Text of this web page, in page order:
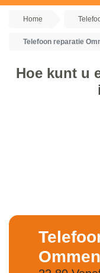
Home
Telefoon reparatie
Hoe kunt u
Ommen